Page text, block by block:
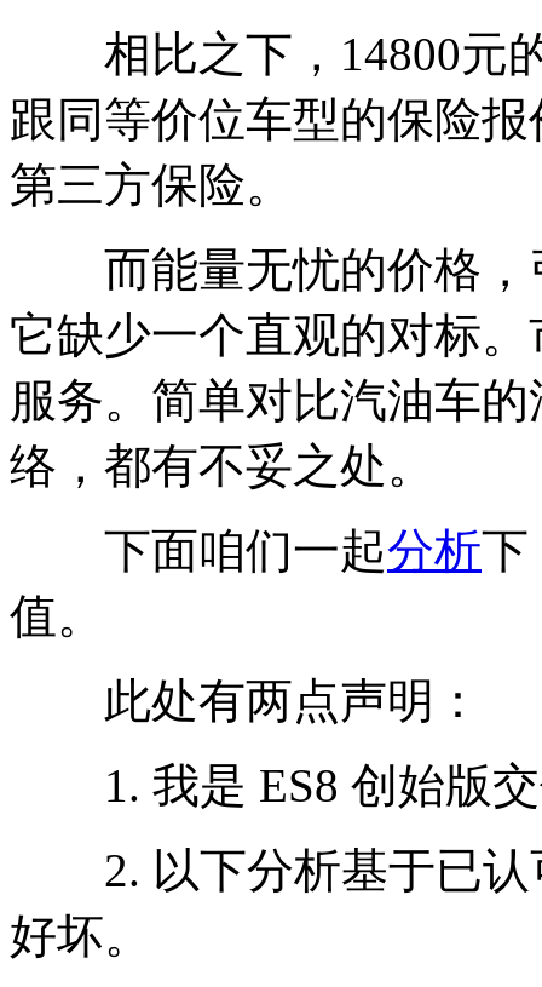
相比之下，14800元
跟同等价位车型的保险
第三方保险。
而能量无忧的价格，
它缺少一个直观的对标
服务。简单对比汽油车
络，都有不妥之处。
下面咱们一起分析下
值。
此处有两点声明：
1. 我是 ES8 创始版交
2. 以下分析基于已认
好坏。